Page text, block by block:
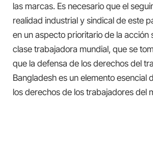
las marcas. Es necesario que el
realidad industrial y sindical de este
en un aspecto prioritario de la acción
clase trabajadora mundial, que se
que la defensa de los derechos del
Bangladesh es un elemento esencial
los derechos de los trabajadores del